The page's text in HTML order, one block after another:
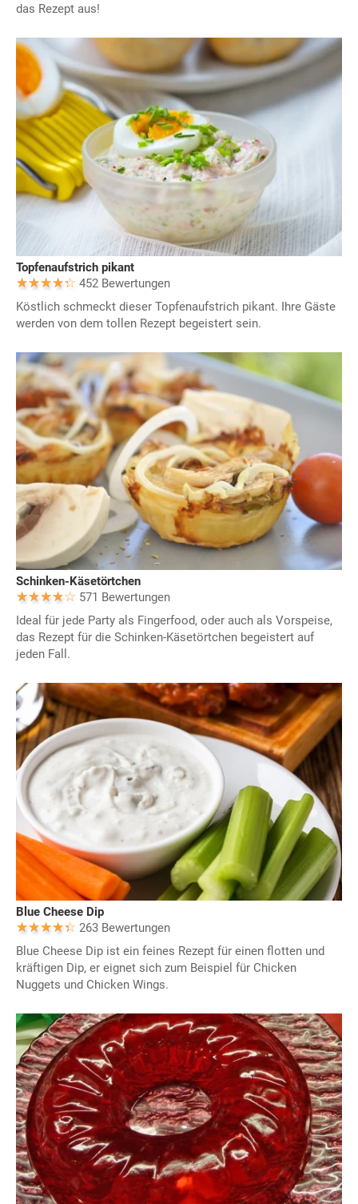
das Rezept aus!
Topfenaufstrich pikant
452 Bewertungen
Köstlich schmeckt dieser Topfenaufstrich pikant. Ihre Gäste
werden von dem tollen Rezept begeistert sein.
Schinken-Käsetörtchen
571 Bewertungen
Ideal für jede Party als Fingerfood, oder auch als Vorspeise,
das Rezept für die Schinken-Käsetörtchen begeistert auf
jeden Fall.
Blue Cheese Dip
263 Bewertungen
Blue Cheese Dip ist ein feines Rezept für einen flotten und
kräftigen Dip, er eignet sich zum Beispiel für Chicken
Nuggets und Chicken Wings.